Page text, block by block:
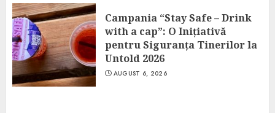
Campania “Stay Safe – Drink
with a cap”: O Inițiativă
pentru Siguranța Tinerilor la
Untold 2026
AUGUST 6, 2026